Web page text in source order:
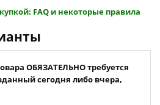
FAQ и некоторые правила
ОБЯЗАТЕЛЬНО требуется
сегодня либо вчера,